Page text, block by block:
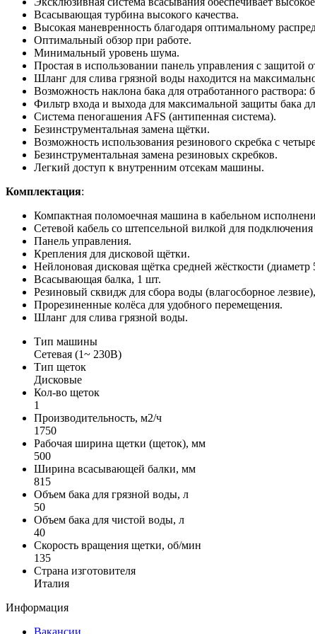
Всасывающая турбина высокого качества.
Высокая маневренность благодаря оптимальному
Оптимальный обзор при работе.
Минимальный уровень шума.
Простая в использовании панель управления с защитой
Шланг для слива грязной воды находится на
Возможность наклона бака для отработанного
Фильтр входа и выхода для максимальной защиты бака
Система пеногашения AFS (антипенная система).
Безинструментальная замена щётки.
Возможность использования резинового скребка с
Безинструментальная замена резиновых скребков.
Легкий доступ к внутренним отсекам машины.
Комплектация:
Компактная поломоечная машина в кабельном
Сетевой кабель со штепсельной вилкой для подключения
Панель управления.
Крепления для дисковой щётки.
Нейлоновая дисковая щётка средней жёсткости
Всасывающая балка, 1 шт.
Резиновый сквидж для сбора воды (влагосборное
Прорезиненные колёса для удобного перемещения.
Шланг для слива грязной воды.
Тип машины
Сетевая (1~ 230В)
Тип щеток
Дисковые
Кол-во щеток
1
Производительность, м2/ч
1750
Рабочая ширина щетки (щеток), мм
500
Ширина всасывающей балки, мм
815
Объем бака для грязной воды, л
50
Объем бака для чистой воды, л
40
Скорость вращения щетки, об/мин
135
Страна изготовителя
Италия
Информация
Вакансии